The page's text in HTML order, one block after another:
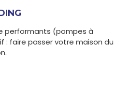
performants (pompes à
: faire passer votre maison du